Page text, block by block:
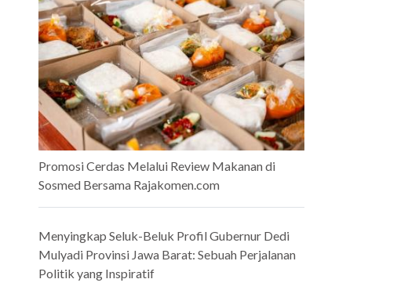
Promosi Cerdas Melalui Review Makanan di
Sosmed Bersama Rajakomen.com
Menyingkap Seluk-Beluk Profil Gubernur Dedi
Mulyadi Provinsi Jawa Barat: Sebuah Perjalanan
Politik yang Inspiratif